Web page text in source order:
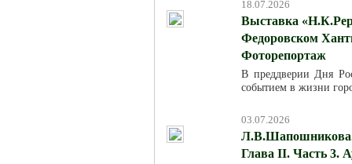
18.07.2026
Выставка
Федоровском
Фоторепортаж
В преддверии Дня
событием в жизни
03.07.2026
Л.В.Шапошникова.
Глава II. Часть 3.